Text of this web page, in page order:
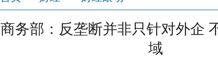
商务部：反垄断并非只针对外企
域